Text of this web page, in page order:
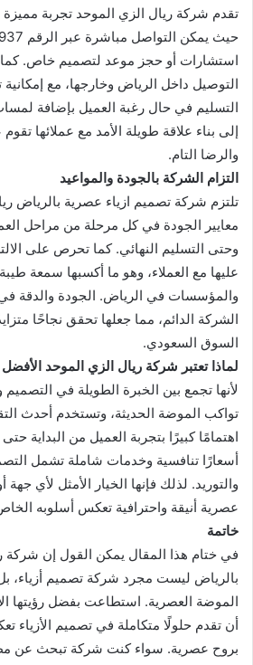
تقدم شركة ريال الزي الموحد تجربة مميزة
استشارات أو حجز موعد لتصميم خاص. كما
التوصيل داخل الرياض وخارجها، مع إمكانية
التسليم في حال رغبة العميل بإضافة
إلى بناء علاقة طويلة الأمد مع عملائها
والرضا التام.
التزام الشركة بالجودة والمواعيد
تلتزم شركة تصميم ازياء عصرية بالرياض
معايير الجودة في كل مرحلة من مراحل
وحتى التسليم النهائي. كما تحرص على
عليها مع العملاء، وهو ما أكسبها سمعة
والمؤسسات في الرياض. الجودة والدقة في
الشركة الدائم، مما جعلها تحقق نجاحًا
السوق السعودي.
لماذا تعتبر شركة ريال الزي الموحد
لأنها تجمع بين الخبرة الطويلة في التصميم
تواكب الموضة الحديثة، وتستخدم أحدث
اهتمامًا كبيرًا بتجربة العميل من البداية حتى
أسعارًا تنافسية وخدمات شاملة تشمل
والتوريد. لذلك فإنها الخيار الأمثل لأي
عصرية أنيقة واحترافية تعكس أسلوبه
خاتمة
في ختام هذا المقال يمكن القول إن شركة
بالرياض ليست مجرد شركة تصميم أزياء،
الموضة العصرية. استطاعت بفضل رؤيتها
أن تقدم حلولًا متكاملة في تصميم الأزياء
بروح عصرية. سواء كنت شركة تبحث عن